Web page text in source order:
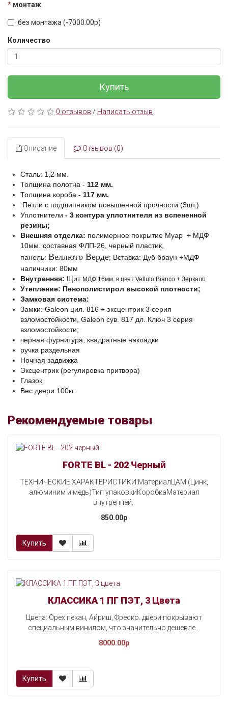
монтаж
без монтажа (-7000.00p)
Количество
Купить
0 отзывов / Написать отзыв
Описание Отзывов (0)
Сталь: 1,2 мм.
Толщина полотна - 112 мм.
Толщина короба - 117 мм.
Петли с подшипником повышенной прочности (3шт.)
Уплотнители - 3 контура уплотнителя из вспененной
резины;
Внешняя отделка: полимерное покрытие Муар + МДФ
10мм. составная ФЛП-26, черный пластик,
панель: Веллюто Верде; Вставка: Дуб браун +МДФ
наличники: 80мм
Внутренняя: Щит МДФ 16мм. в цвет Velluto Bianco + Зеркало
Утепление: Пенополистирол высокой плотности;
Замковая система:
Замки: Galeon цил. 816 + эксцентрик 3 серия
взломостойкости, Galeon сув. 817 дл. Ключ 3 серия
взломостойкости;
черная фурнитура, квадратные накладки
ручка раздельная
Ночная задвижка
Эксцентрик (регулировка притвора)
Глазок
Вес двери 100кг.
Рекомендуемые товары
FORTE BL - 202 Черный
ТЕХНИЧЕСКИЕ ХАРАКТЕРИСТИКИ:МатериалЦАМ (Цинк,
алюминим и медь)Тип упаковкиКоробкаМатериал
внутренней..
850.00p
Купить
КЛАССИКА 1 ПГ ПЭТ, 3 Цвета
Цвета: Орех пекан, Айриш, Фреско. двери покрывают
специальным винилом, что значительно дешевле ..
8000.00p
Купить